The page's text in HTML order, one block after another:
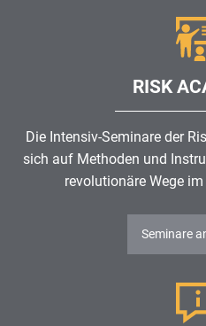
RISK
Die Intensiv-Seminare der
sich auf Methoden und
revolutionäre Wege im
Seminare